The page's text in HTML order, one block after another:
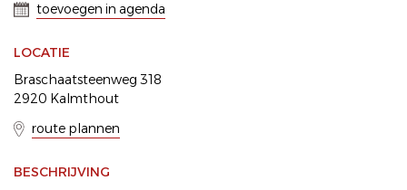
toevoegen in agenda
LOCATIE
Braschaatsteenweg 318
2920 Kalmthout
route plannen
BESCHRIJVING